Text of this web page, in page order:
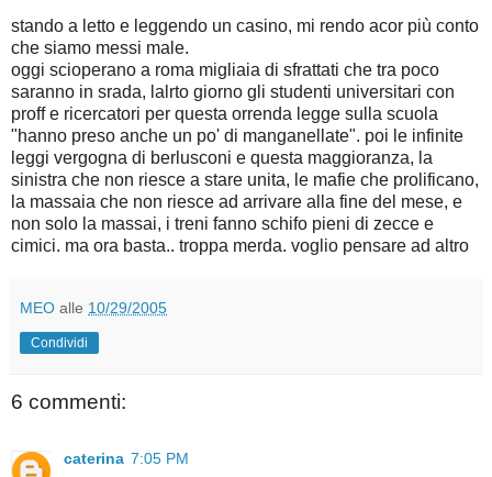
stando a letto e leggendo un casino, mi rendo acor più conto
che siamo messi male.
oggi scioperano a roma migliaia di sfrattati che tra poco
saranno in srada, lalrto giorno gli studenti universitari con
proff e ricercatori per questa orrenda legge sulla scuola
"hanno preso anche un po' di manganellate". poi le infinite
leggi vergogna di berlusconi e questa maggioranza, la
sinistra che non riesce a stare unita, le mafie che prolificano,
la massaia che non riesce ad arrivare alla fine del mese, e
non solo la massai, i treni fanno schifo pieni di zecce e
cimici. ma ora basta.. troppa merda. voglio pensare ad altro
MEO alle 10/29/2005
Condividi
6 commenti:
caterina 7:05 PM